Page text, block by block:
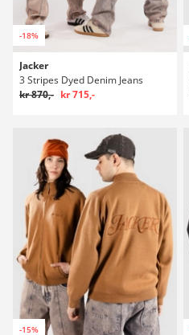
-18%
Jacker
3 Stripes Dyed Denim Jeans
kr 870,- kr 715,-
-15%